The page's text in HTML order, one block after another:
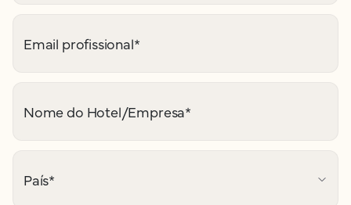
Email profissional*
Nome do Hotel/Empresa*
País*